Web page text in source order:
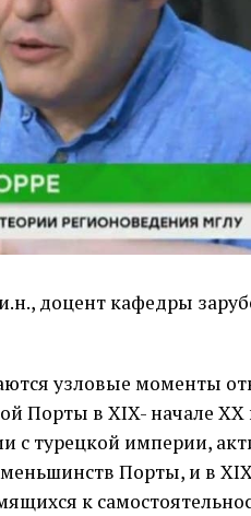
доцент кафедры
узловые моменты
Порты в XIX- начале XX
с турецкой империи,
Порты, и в
к